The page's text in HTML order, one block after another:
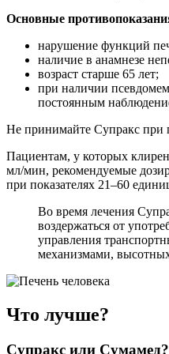
Основные
нарушение функций
наличие в анамнезе
возраст старше 65 лет;
при наличии
постоянным
Не принимайте Супракс при
Пациентам, у которых
мл/мин, рекомендуемые
при показателях 21–60
Во время лечения
воздержаться от
управления
механизмами,
Что лучше?
Супракс или Сумамед?